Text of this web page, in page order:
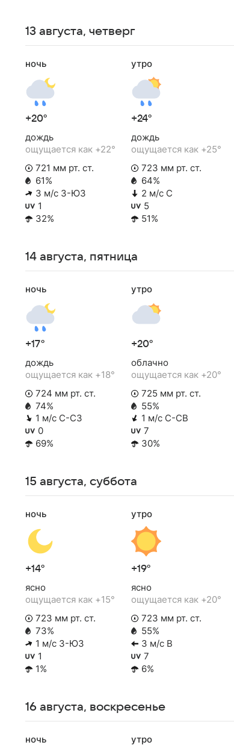
13 августа, четверг
ночь
+20°
дождь
ощущается как +22°
721 мм рт. ст.
61%
3 м/с З-ЮЗ
1
32%
утро
+24°
дождь
ощущается как +25°
723 мм рт. ст.
64%
2 м/с С
5
51%
14 августа, пятница
ночь
+17°
дождь
ощущается как +18°
724 мм рт. ст.
74%
1 м/с С-СЗ
0
69%
утро
+20°
облачно
ощущается как +20°
725 мм рт. ст.
55%
1 м/с С-СВ
7
30%
15 августа, суббота
ночь
+14°
ясно
ощущается как +15°
723 мм рт. ст.
73%
1 м/с З-ЮЗ
1
1%
утро
+19°
ясно
ощущается как +20°
723 мм рт. ст.
55%
3 м/с В
7
6%
16 августа, воскресенье
ночь утро